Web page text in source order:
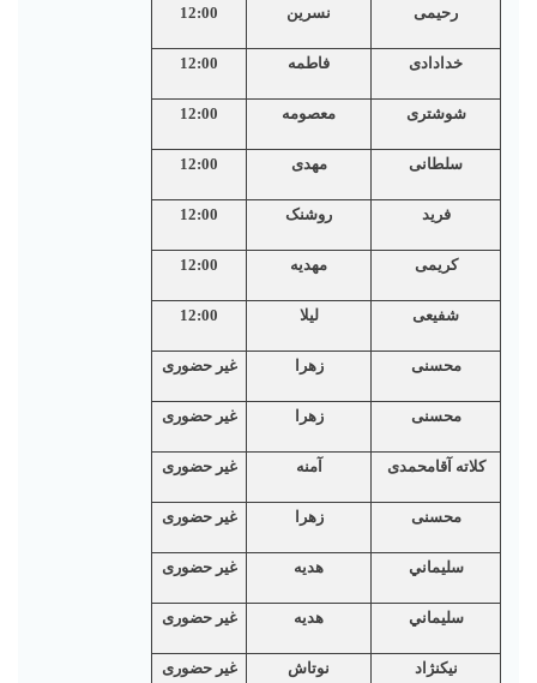
رحیمی نسرین 12:00
خدادادی فاطمه 12:00
شوشتری معصومه 12:00
سلطانی مهدی 12:00
فرید روشنک 12:00
کریمی مهدیه 12:00
شفیعی لیلا 12:00
محسنی زهرا غیر حضوری
محسنی زهرا غیر حضوری
کلاته آقامحمدی آمنه غیر حضوری
محسنی زهرا غیر حضوری
سليماني هديه غیر حضوری
سليماني هديه غیر حضوری
نیکنژاد نوتاش غیر حضوری